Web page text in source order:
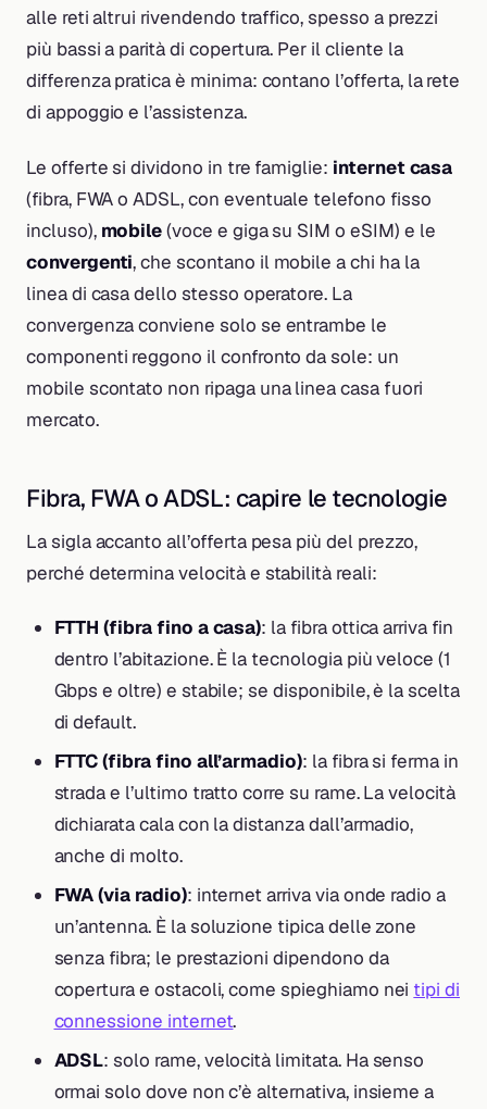
alle reti altrui rivendendo traffico, spesso a prezzi
più bassi a parità di copertura. Per il cliente la
differenza pratica è minima: contano l’offerta, la rete
di appoggio e l’assistenza.
Le offerte si dividono in tre famiglie: internet casa
(fibra, FWA o ADSL, con eventuale telefono fisso
incluso), mobile(voce e giga su SIM o eSIM) e le
convergenti, che scontano il mobile a chi ha la
linea di casa dello stesso operatore. La
convergenza conviene solo se entrambe le
componenti reggono il confronto da sole: un
mobile scontato non ripaga una linea casa fuori
mercato.
Fibra, FWA o ADSL: capire le tecnologie
La sigla accanto all’offerta pesa più del prezzo,
perché determina velocità e stabilità reali:
FTTH (fibra fino a casa): la fibra ottica arriva fin
dentro l’abitazione. È la tecnologia più veloce (1
Gbps e oltre) e stabile; se disponibile, è la scelta
di default.
FTTC (fibra fino all’armadio): la fibra si ferma in
strada e l’ultimo tratto corre su rame. La velocità
dichiarata cala con la distanza dall’armadio,
anche di molto.
FWA (via radio): internet arriva via onde radio a
un’antenna. È la soluzione tipica delle zone
senza fibra; le prestazioni dipendono da
copertura e ostacoli, come spieghiamo nei tipi di
connessione internet.
ADSL: solo rame, velocità limitata. Ha senso
ormai solo dove non c’è alternativa, insieme a